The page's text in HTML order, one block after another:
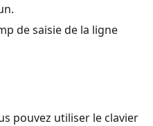
de saisie de la ligne
pouvez utiliser le clavier